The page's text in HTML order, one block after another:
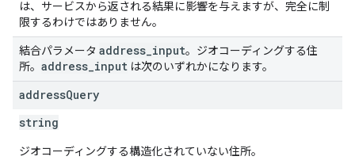
は、サービスから返される結果に影響を与えますが、完全に制
限するわけではありません。
結合パラメータ address input。ジオコーディングする住
所。 address input は次のいずれかになります。
addressQuery
string
ジオコーディングする構造化されていない住所。